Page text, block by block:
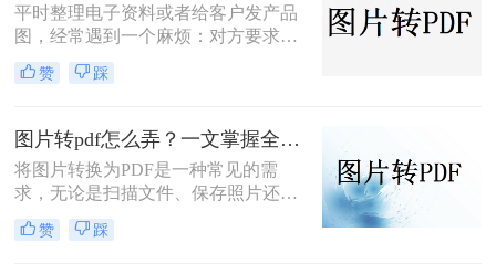
平时整理电子资料或者给客户发产品
图，经常遇到一个麻烦：对方要求把
一堆零散的图片打包成一个完整的
PDF文件。如果一张张发过去，不仅
混。很多朋友一搜“图片转pdf怎么
弄”，出来一堆复杂的教程，其实只
要找对工具，这事儿非常简单。本文
就按大家最常用的场景（在线免安
装、批量处理、手机自带功能）整理
了几个亲测好用的办法，帮你轻松搞
赞 踩
图片转pdf怎么弄？一文掌握全平台方法！
将图片转换为PDF是一种常见的需
求，无论是扫描文件、保存照片还是
整理资料，PDF格式都能更好地保证
内容的完整性和兼容性。那么图片转
赞 踩